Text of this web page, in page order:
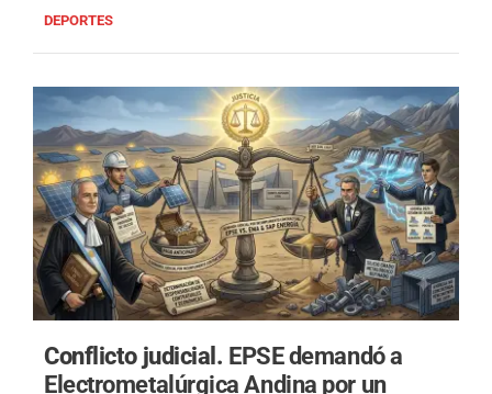
DEPORTES
Conflicto judicial. EPSE demandó a
Electrometalúrgica Andina por un